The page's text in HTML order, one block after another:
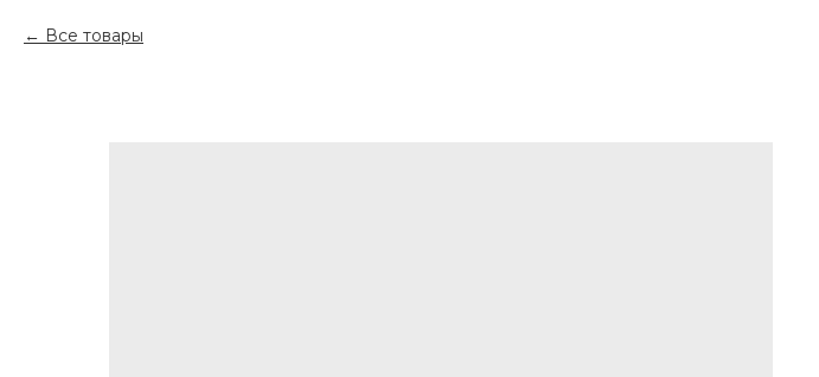
Все товары